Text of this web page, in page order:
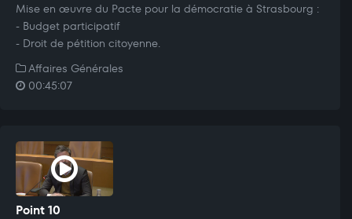
Mise en œuvre du Pacte pour la démocratie à Strasbourg :
- Budget participatif
- Droit de pétition citoyenne.
Affaires Générales
00:45:07
Point 10